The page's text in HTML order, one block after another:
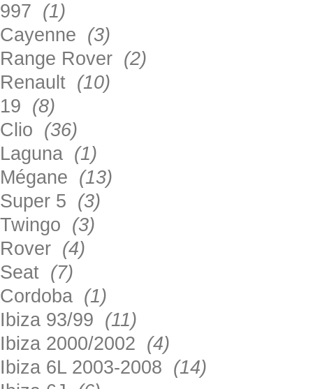
997 (1)
Cayenne (3)
Range Rover (2)
Renault (10)
19 (8)
Clio (36)
Laguna (1)
Mégane (13)
Super 5 (3)
Twingo (3)
Rover (4)
Seat (7)
Cordoba (1)
Ibiza 93/99 (11)
Ibiza 2000/2002 (4)
Ibiza 6L 2003-2008 (14)